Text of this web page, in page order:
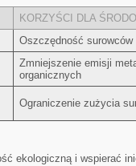
KORZYŚCI DLA
Oszczędność surowców
Zmniejszenie emisji
organicznych
Ograniczenie‍ zużycia
ekologiczną i ⁤wspierać